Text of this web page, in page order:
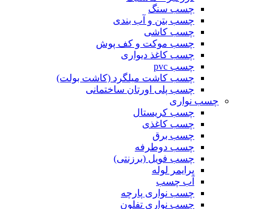
چسب سنگ
چسب بتن و آب بندی
چسب کاشی
چسب موکت و کف پوش
چسب کاغذ دیواری
چسب pvc
چسب کاشت میلگرد (کاشت بولت)
چسب پلی اورتان ساختمانی
چسب نواری
چسب کریستال
چسب کاغذی
چسب برق
چسب دوطرفه
چسب فویل (برزنتی)
پرایمر لوله
آب چسب
چسب نواری پارچه
چسب نواری تفلون